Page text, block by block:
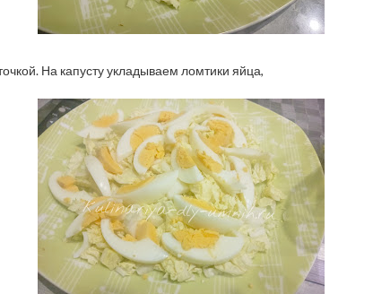
На капусту укладываем ломтики яйца,